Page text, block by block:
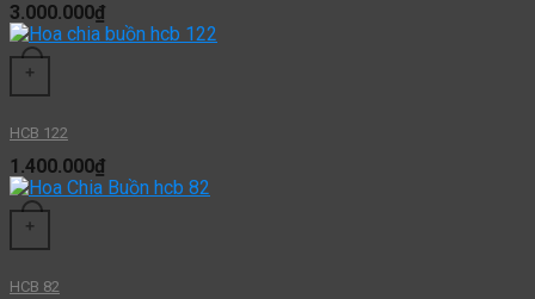
3.000.000₫
+
HCB 122
1.400.000₫
+
HCB 82